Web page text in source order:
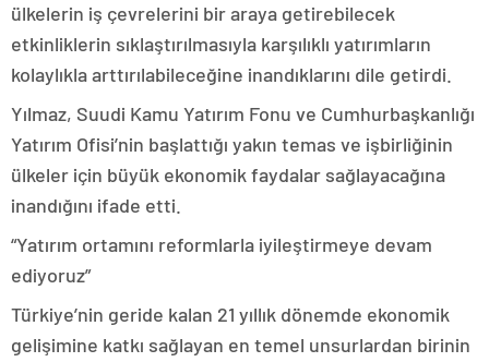
ülkelerin iş çevrelerini bir araya getirebilecek
etkinliklerin sıklaştırılmasıyla karşılıklı yatırımların
kolaylıkla arttırılabileceğine inandıklarını dile getirdi.
Yılmaz, Suudi Kamu Yatırım Fonu ve Cumhurbaşkanlığı
Yatırım Ofisi’nin başlattığı yakın temas ve işbirliğinin
ülkeler için büyük ekonomik faydalar sağlayacağına
inandığını ifade etti.
“Yatırım ortamını reformlarla iyileştirmeye devam
ediyoruz”
Türkiye’nin geride kalan 21 yıllık dönemde ekonomik
gelişimine katkı sağlayan en temel unsurlardan birinin